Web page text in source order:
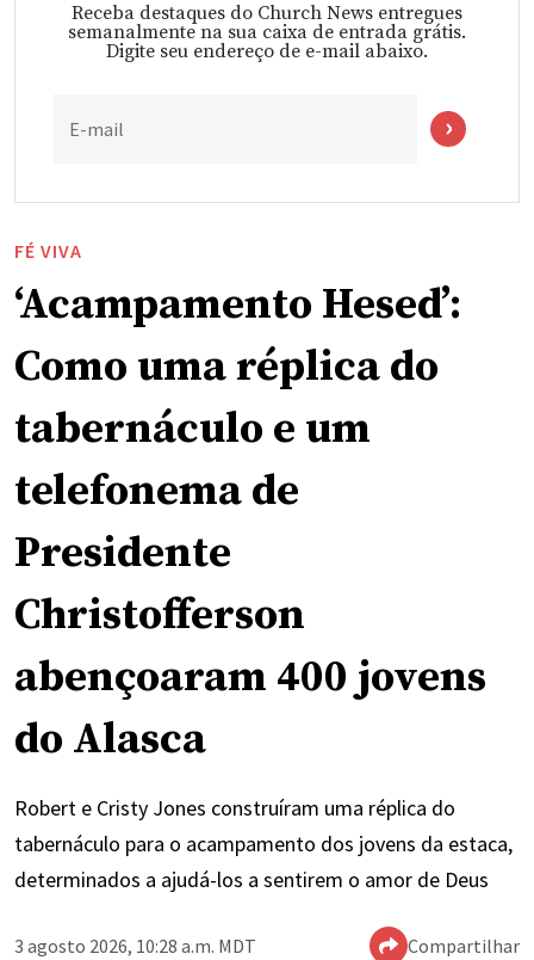
Receba destaques do Church News entregues
semanalmente na sua caixa de entrada grátis.
Digite seu endereço de e-mail abaixo.
E-mail
FÉ VIVA
‘Acampamento Hesed’:
Como uma réplica do
tabernáculo e um
telefonema de
Presidente
Christofferson
abençoaram 400 jovens
do Alasca
Robert e Cristy Jones construíram uma réplica do
tabernáculo para o acampamento dos jovens da estaca,
determinados a ajudá-los a sentirem o amor de Deus
3 agosto 2026, 10:28 a.m. MDT Compartilhar